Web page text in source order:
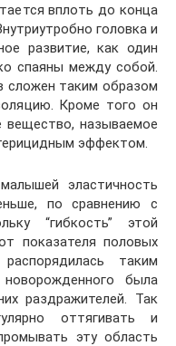
вплоть до конца
головка и
развитие, как один
спаяны между собой.
сложен таким образом
Кроме того он
называемое
эффектом.
эластичность
по сравнению с
“гибкость” этой
показателя половых
таким
была
раздражителей. Так
оттягивать и
эту область